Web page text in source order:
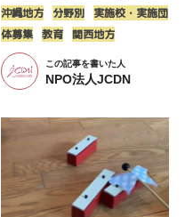
沖縄地方
分野別
実施校・実施団
体募集 教育 関西地方
この記事を書いた人
NPO法人JCDN